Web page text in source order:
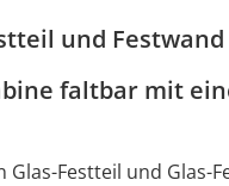
und Festwand
faltbar mit
Festteil und Glas-